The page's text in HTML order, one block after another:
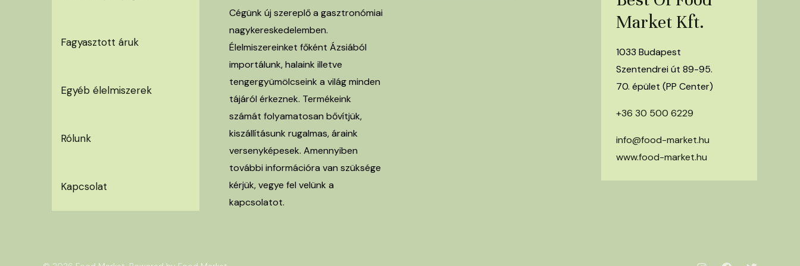
Fagyasztott áruk
Egyéb élelmiszerek
Rólunk
Kapcsolat
Cégünk új szereplő a gasztronómiai
nagykereskedelemben.
Élelmiszereinket főként Ázsiából
importálunk, halaink illetve
tengergyümölcseink a világ minden
tájáról érkeznek. Termékeink
számát folyamatosan bővítjük,
kiszállításunk rugalmas, áraink
versenyképesek. Amennyiben
további információra van szüksége
kérjük, vegye fel velünk a
kapcsolatot.
Market Kft.
1033 Budapest
Szentendrei út 89-95.
70. épület (PP Center)
+36 30 500 6229
info@food-market.hu
www.food-market.hu